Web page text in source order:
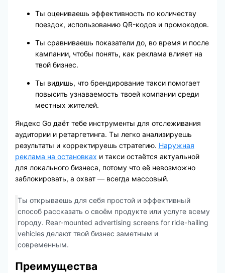
Ты оцениваешь эффективность по количеству
поездок, использованию QR-кодов и промокодов.
Ты сравниваешь показатели до, во время и после
кампании, чтобы понять, как реклама влияет на
твой бизнес.
Ты видишь, что брендирование такси помогает
повысить узнаваемость твоей компании среди
местных жителей.
Яндекс Go даёт тебе инструменты для отслеживания
аудитории и ретаргетинга. Ты легко анализируешь
результаты и корректируешь стратегию. Наружная
реклама на остановках и такси остаётся актуальной
для локального бизнеса, потому что её невозможно
заблокировать, а охват — всегда массовый.
Ты открываешь для себя простой и эффективный
способ рассказать о своём продукте или услуге всему
городу. Rear-mounted advertising screens for ride-hailing
vehicles делают твой бизнес заметным и
современным.
Преимущества